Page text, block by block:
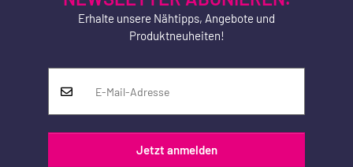
Erhalte unsere Nähtipps, Angebote und
Produktneuheiten!
Jetzt anmelden